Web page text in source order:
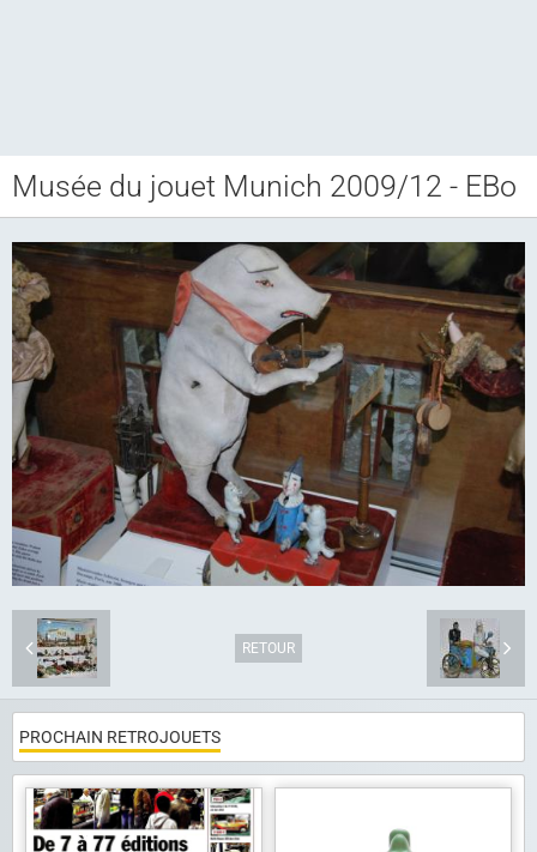
Club CCAM
Agenda
Articles
Album photo
Liens
Contact
Musée du jouet Munich 2009/12 - EBo
RETOUR
PROCHAIN RETROJOUETS